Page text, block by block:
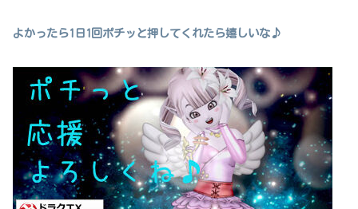
よかったら1日1回ポチッと押してくれたら嬉しいな♪